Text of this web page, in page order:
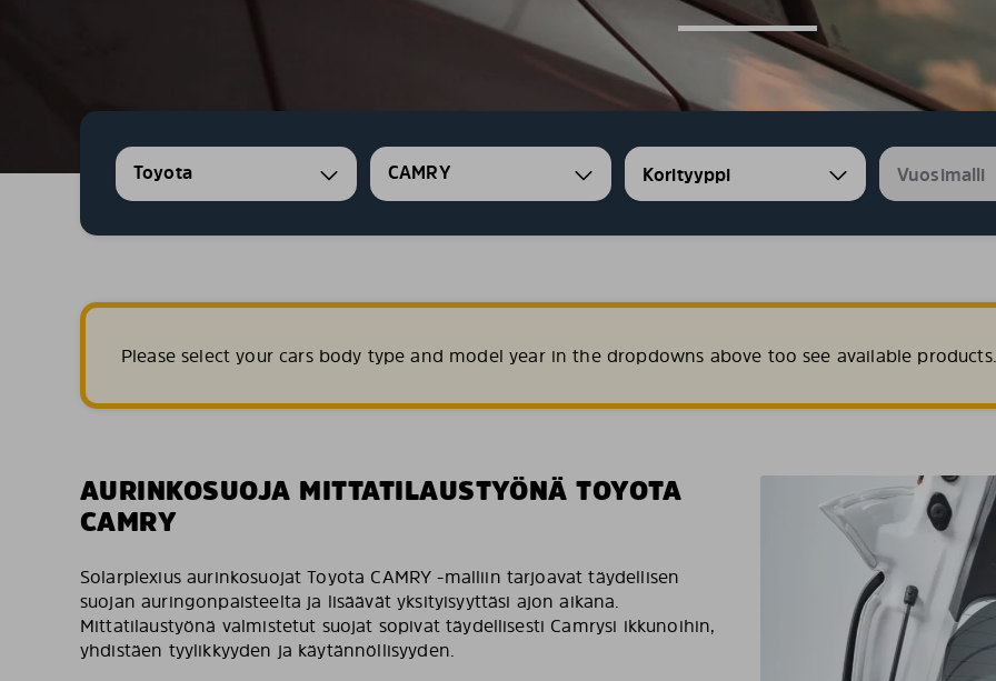
Toyota CAMRY
Please select your cars body type and model year in the dropdowns above too see available products.
AURINKOSUOJA MITTATILAUSTYÖNÄ TOYOTA
CAMRY
Solarplexius aurinkosuojat Toyota CAMRY -malliin tarjoavat täydellisen
suojan auringonpaisteelta ja lisäävät yksityisyyttäsi ajon aikana.
Mittatilaustyönä valmistetut suojat sopivat täydellisesti Camrysi ikkunoihin,
yhdistäen tyylikkyyden ja käytännöllisyyden.